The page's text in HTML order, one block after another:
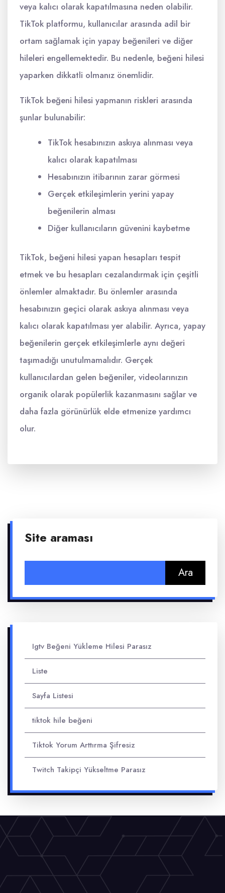
veya kalıcı olarak kapatılmasına neden olabilir.
TikTok platformu, kullanıcılar arasında adil bir
ortam sağlamak için yapay beğenileri ve diğer
hileleri engellemektedir. Bu nedenle, beğeni hilesi
yaparken dikkatli olmanız önemlidir.
TikTok beğeni hilesi yapmanın riskleri arasında
şunlar bulunabilir:
TikTok hesabınızın askıya alınması veya
kalıcı olarak kapatılması
Hesabınızın itibarının zarar görmesi
Gerçek etkileşimlerin yerini yapay
beğenilerin alması
Diğer kullanıcıların güvenini kaybetme
TikTok, beğeni hilesi yapan hesapları tespit
etmek ve bu hesapları cezalandırmak için çeşitli
önlemler almaktadır. Bu önlemler arasında
hesabınızın geçici olarak askıya alınması veya
kalıcı olarak kapatılması yer alabilir. Ayrıca, yapay
beğenilerin gerçek etkileşimlerle aynı değeri
taşımadığı unutulmamalıdır. Gerçek
kullanıcılardan gelen beğeniler, videolarınızın
organik olarak popülerlik kazanmasını sağlar ve
daha fazla görünürlük elde etmenize yardımcı
olur.
Site araması
Igtv Beğeni Yükleme Hilesi Parasız
Liste
Sayfa Listesi
tiktok hile beğeni
Tiktok Yorum Arttırma Şifresiz
Twitch Takipçi Yükseltme Parasız